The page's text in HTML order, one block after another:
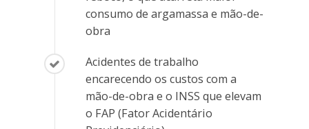
consumo de argamassa e mão-de-
obra
Acidentes de trabalho
encarecendo os custos com a
mão-de-obra e o INSS que elevam
o FAP (Fator Acidentário